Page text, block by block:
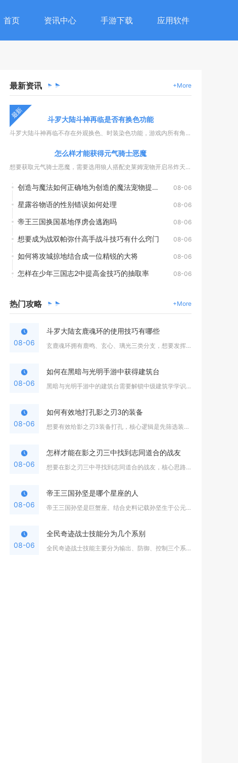
首页 资讯中心 手游下载 应用软件
最新资讯 +More
最新 斗罗大陆斗神再临是否有换色功能
斗罗大陆斗神再临不存在外观换色、时装染色功能，游戏内所有角色...
怎么样才能获得元气骑士恶魔
想要获取元气骑士恶魔，需要选用狼人搭配史莱姆宠物开启吊炸天模...
创造与魔法如何正确地为创造的魔法宠物提供食物 08-06
星露谷物语的性别错误如何处理 08-06
帝王三国换国基地俘虏会逃跑吗 08-06
想要成为战双帕弥什高手战斗技巧有什么窍门 08-06
如何将攻城掠地结合成一位精锐的大将 08-06
怎样在少年三国志2中提高金技巧的抽取率 08-06
热门攻略 +More
08-06
斗罗大陆玄鹿魂环的使用技巧有哪些
玄鹿魂环拥有鹿鸣、玄心、璃光三类分支，想要发挥全部价值，核心...
08-06
如何在黑暗与光明手游中获得建筑台
黑暗与光明手游中的建筑台需要解锁中级建筑学学识第二阶段，集齐...
08-06
如何有效地打孔影之刃3的装备
想要有效给影之刃3装备打孔，核心逻辑是先筛选装备胚子、区分孔...
08-06
怎样才能在影之刃三中找到志同道合的战友
想要在影之刃三中寻找到志同道合的战友，核心思路是以活跃公会为...
08-06
帝王三国孙坚是哪个星座的人
帝王三国孙坚是巨蟹座。结合史料记载孙坚生于公元155年七月，...
08-06
全民奇迹战士技能分为几个系别
全民奇迹战士技能主要分为输出、防御、控制三个系别，玩家可以根...